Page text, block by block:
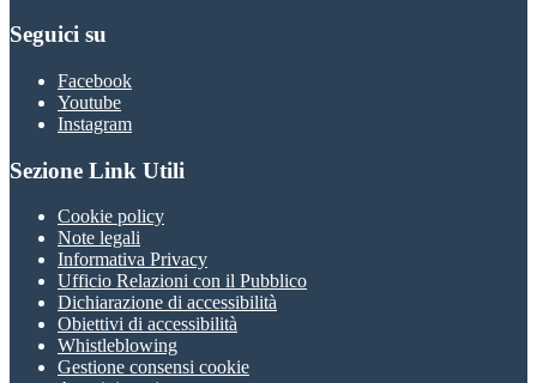
Seguici su
Facebook
Youtube
Instagram
Sezione Link Utili
Cookie policy
Note legali
Informativa Privacy
Ufficio Relazioni con il Pubblico
Dichiarazione di accessibilità
Obiettivi di accessibilità
Whistleblowing
Gestione consensi cookie